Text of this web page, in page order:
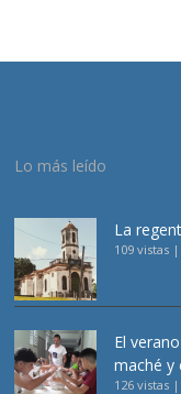
Lo más leído
La
109 vistas |
El
maché y
126 vistas |